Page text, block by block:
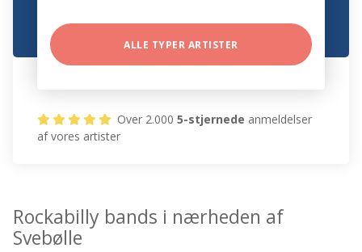
ALLE TYPER ARTISTER
Over 2.0005-stjernede anmeldelser
af vores artister
Rockabilly bands i nærheden af
Svebølle